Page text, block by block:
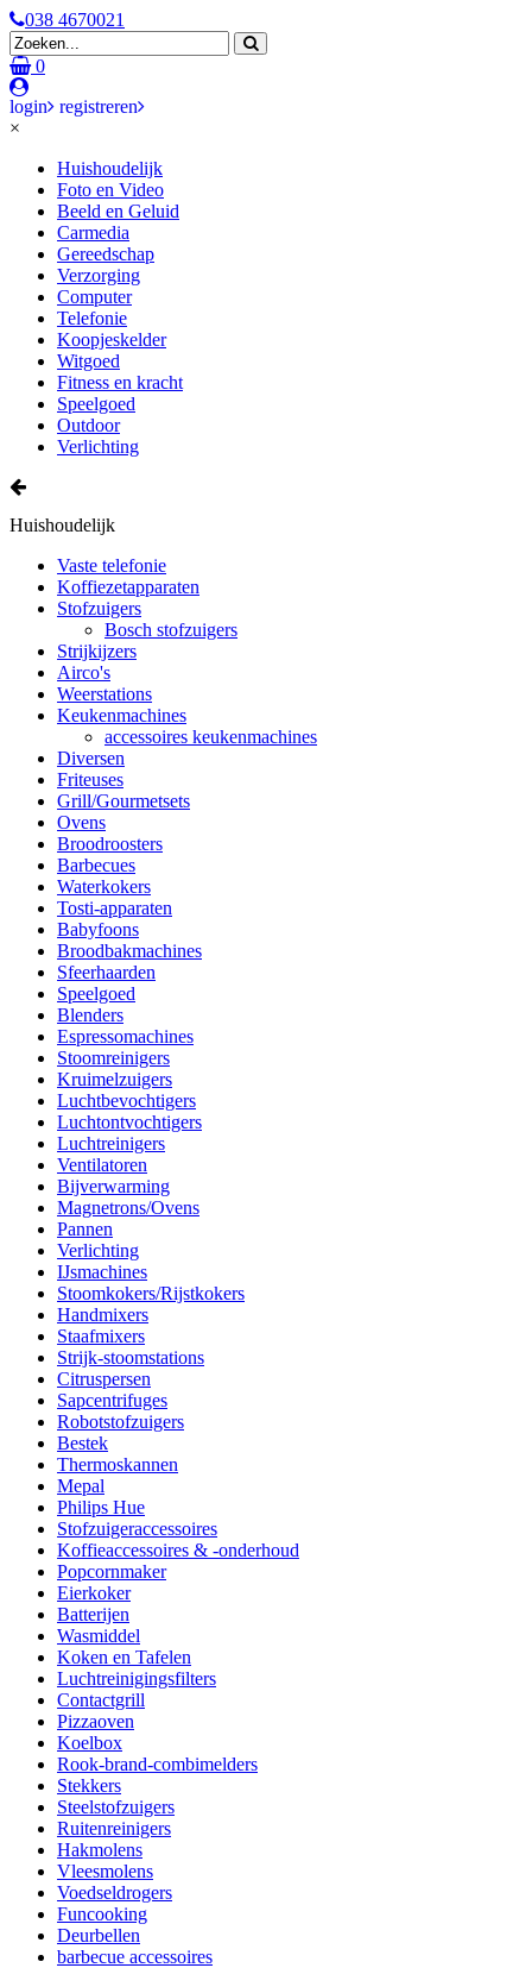
038 4670021
0
login
registreren
×
Huishoudelijk
Foto en Video
Beeld en Geluid
Carmedia
Gereedschap
Verzorging
Computer
Telefonie
Koopjeskelder
Witgoed
Fitness en kracht
Speelgoed
Outdoor
Verlichting
Huishoudelijk
Vaste telefonie
Koffiezetapparaten
Stofzuigers
Bosch stofzuigers
Strijkijzers
Airco's
Weerstations
Keukenmachines
accessoires keukenmachines
Diversen
Friteuses
Grill/Gourmetsets
Ovens
Broodroosters
Barbecues
Waterkokers
Tosti-apparaten
Babyfoons
Broodbakmachines
Sfeerhaarden
Speelgoed
Blenders
Espressomachines
Stoomreinigers
Kruimelzuigers
Luchtbevochtigers
Luchtontvochtigers
Luchtreinigers
Ventilatoren
Bijverwarming
Magnetrons/Ovens
Pannen
Verlichting
IJsmachines
Stoomkokers/Rijstkokers
Handmixers
Staafmixers
Strijk-stoomstations
Citruspersen
Sapcentrifuges
Robotstofzuigers
Bestek
Thermoskannen
Mepal
Philips Hue
Stofzuigeraccessoires
Koffieaccessoires & -onderhoud
Popcornmaker
Eierkoker
Batterijen
Wasmiddel
Koken en Tafelen
Luchtreinigingsfilters
Contactgrill
Pizzaoven
Koelbox
Rook-brand-combimelders
Stekkers
Steelstofzuigers
Ruitenreinigers
Hakmolens
Vleesmolens
Voedseldrogers
Funcooking
Deurbellen
barbecue accessoires